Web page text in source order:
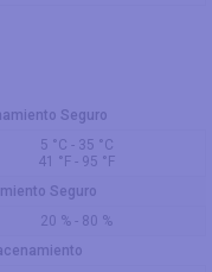
Seguro
5 °C - 35 °C
41 °F - 95 °F
Seguro
20 % - 80 %